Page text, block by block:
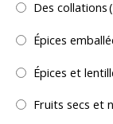
Des collations
Épices
Épices et
Fruits secs et